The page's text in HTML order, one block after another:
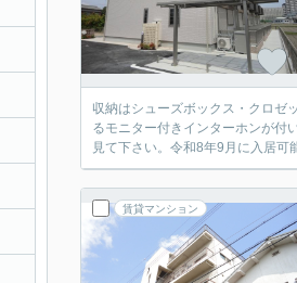
収納はシューズボックス・クロゼ
るモニター付きインターホンが付
見て下さい。令和8年9月に入居
賃貸マンション